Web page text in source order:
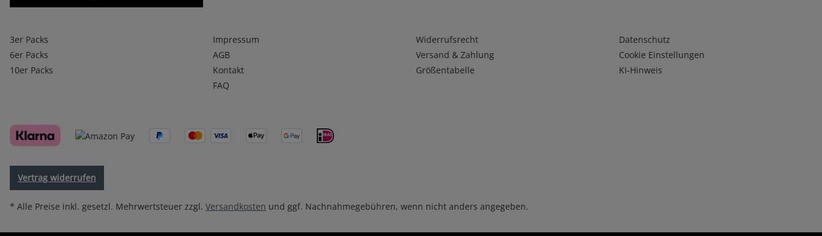
Boxershorts
3er Packs
6er Packs
10er Packs
Infos 1
Impressum
AGB
Kontakt
FAQ
Infos 2
Widerrufsrecht
Versand & Zahlung
Größentabelle
Infos 3
Datenschutz
Cookie Einstellungen
KI-Hinweis
Vertrag widerrufen
* Alle Preise inkl. gesetzl. Mehrwertsteuer zzgl. Versandkosten und ggf. Nachnahmegebühren, wenn nicht anders angegeben.